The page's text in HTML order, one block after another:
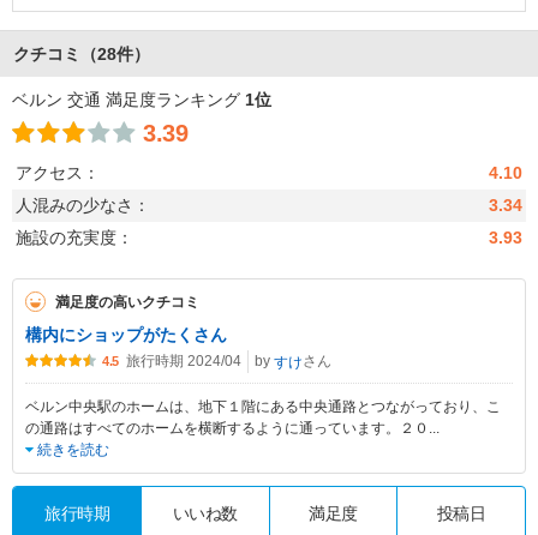
クチコミ （28件）
ベルン 交通 満足度ランキング 1位
3.39
アクセス：
4.10
人混みの少なさ：
3.34
施設の充実度：
3.93
満足度の高いクチコミ
構内にショップがたくさん
4.5 旅行時期 2024/04 by すけさん
ベルン中央駅のホームは、地下１階にある中央通路とつながっており、こ
の通路はすべてのホームを横断するように通っています。２０ ...
続きを読む
旅行時期 いいね数 満足度 投稿日